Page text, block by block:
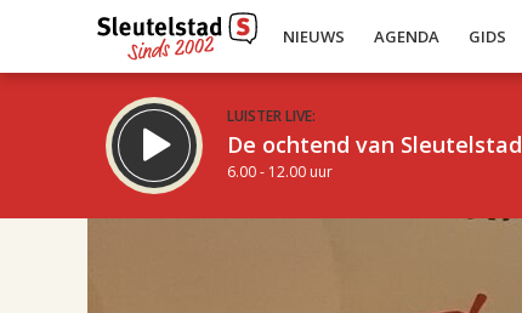
NIEUWS AGENDA GIDS
LUISTER LIVE:
De ochtend van Sleutelstad
6.00 - 12.00 uur